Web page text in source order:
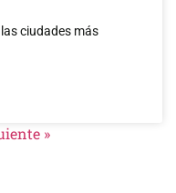
ciudades más
»